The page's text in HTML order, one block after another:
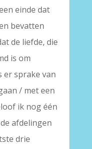
einde dat
bevatten
de liefde, die
is om
er sprake van
/ met een
ik nog één
afdelingen
drie